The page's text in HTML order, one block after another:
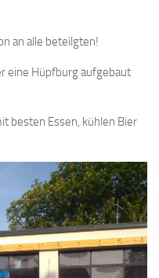
an alle beteilgten!
eine Hüpfburg aufgebaut
besten Essen, kühlen Bier